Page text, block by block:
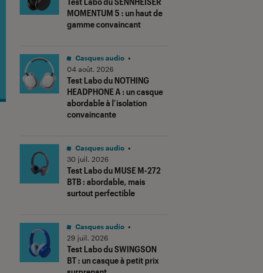
MOMENTUM 5 : un haut de
gamme convaincant
Test Labo du NOTHING
HEADPHONE A : un casque
abordable à l’isolation
convaincante
Casques audio •
04 août. 2026
Test Labo du MUSE M-272
BTB : abordable, mais
surtout perfectible
Casques audio •
30 juil. 2026
Test Labo du SWINGSON
BT : un casque à petit prix
Casques audio •
29 juil. 2026